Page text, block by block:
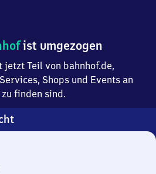
ist umgezogen
Teil von bahnhof.de,
Shops und Events an
finden sind.